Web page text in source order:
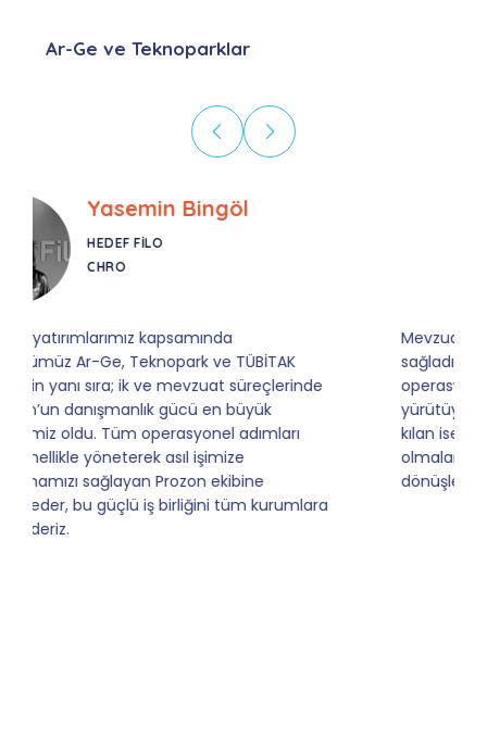
Ar-Ge ve Teknoparklar
Ebru Kural
Mevzuata uyum, başvuru ve izleme adımlarında
sağladıkları kusursuz yönlendirme sayesinde artık
operasyonlarımızı sıfır kaygı ve tam güvenle
yürütüyoruz. İş birliğimizi bizim için asıl değerli
kılan ise; ihtiyaç duyduğumuz her an ulaşılabilir
olmaları ve sorularımıza aldığımız hızlı geri
dönüşler.